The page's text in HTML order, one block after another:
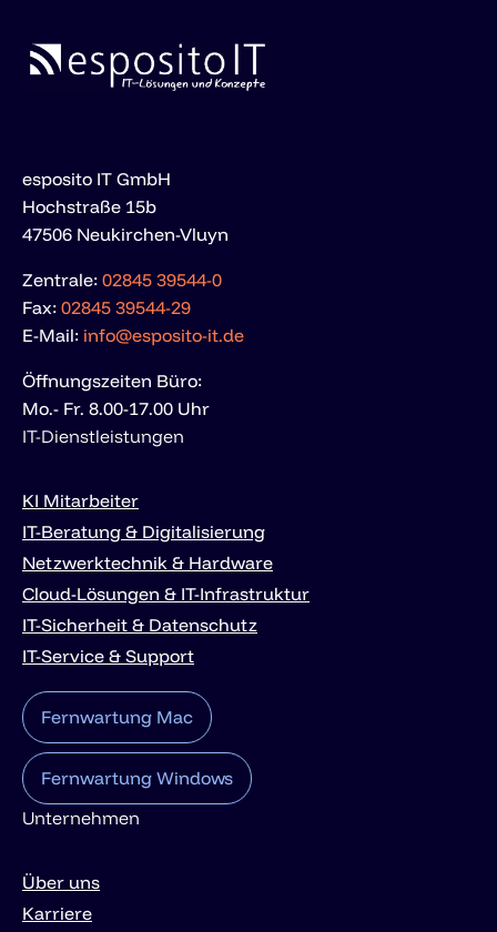
esposito IT GmbH
Hochstraße 15b
47506 Neukirchen-Vluyn
Zentrale: 02845 39544-0
Fax: 02845 39544-29
E-Mail: info@esposito-it.de
Öffnungszeiten Büro:
Mo.- Fr. 8.00-17.00 Uhr
IT-Dienstleistungen
KI Mitarbeiter
IT-Beratung & Digitalisierung
Netzwerktechnik & Hardware
Cloud-Lösungen & IT-Infrastruktur
IT-Sicherheit & Datenschutz
IT-Service & Support
Fernwartung Mac
Fernwartung Windows
Unternehmen
Über uns
Karriere